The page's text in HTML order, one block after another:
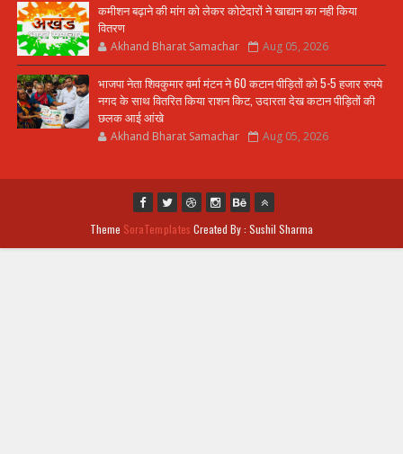
कमीशन बढ़ाने की मांग को लेकर कोटेदारों ने खाद्यान का नही किया
वितरण
Akhand Bharat Samachar Aug 05, 2026
भाजपा नेता शिवकुमार वर्मा मंटन ने 60 कटान पीड़ितों को 5-5 हजार रुपये
नगद के साथ वितरित किया राशन किट, उदारता देख कटान पीड़ितों की
छलक आई आंखे
Akhand Bharat Samachar Aug 05, 2026
Theme SoraTemplates Created By : Sushil Sharma